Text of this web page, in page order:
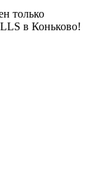
только
в Коньково!